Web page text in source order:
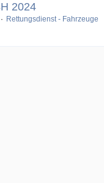
2024
Rettungsdienst - Fahrzeuge